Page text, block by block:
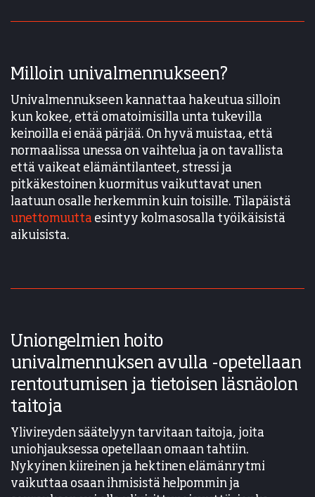
Milloin univalmennukseen?
Univalmennukseen kannattaa hakeutua silloin
kun kokee, että omatoimisilla unta tukevilla
keinoilla ei enää pärjää. On hyvä muistaa, että
normaalissa unessa on vaihtelua ja on tavallista
että vaikeat elämäntilanteet, stressi ja
pitkäkestoinen kuormitus vaikuttavat unen
laatuun osalle herkemmin kuin toisille. Tilapäistä
unettomuutta esintyy kolmasosalla työikäisistä
aikuisista.
Uniongelmien hoito
univalmennuksen avulla -opetellaan
rentoutumisen ja tietoisen läsnäolon
taitoja
Ylivireyden säätelyyn tarvitaan taitoja, joita
uniohjauksessa opetellaan omaan tahtiin.
Nykyinen kiireinen ja hektinen elämänrytmi
vaikuttaa osaan ihmisistä helpommin ja